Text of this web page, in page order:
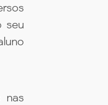
seu
nas